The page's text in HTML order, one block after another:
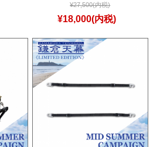
¥27,500(内税)
¥18,000(内税)